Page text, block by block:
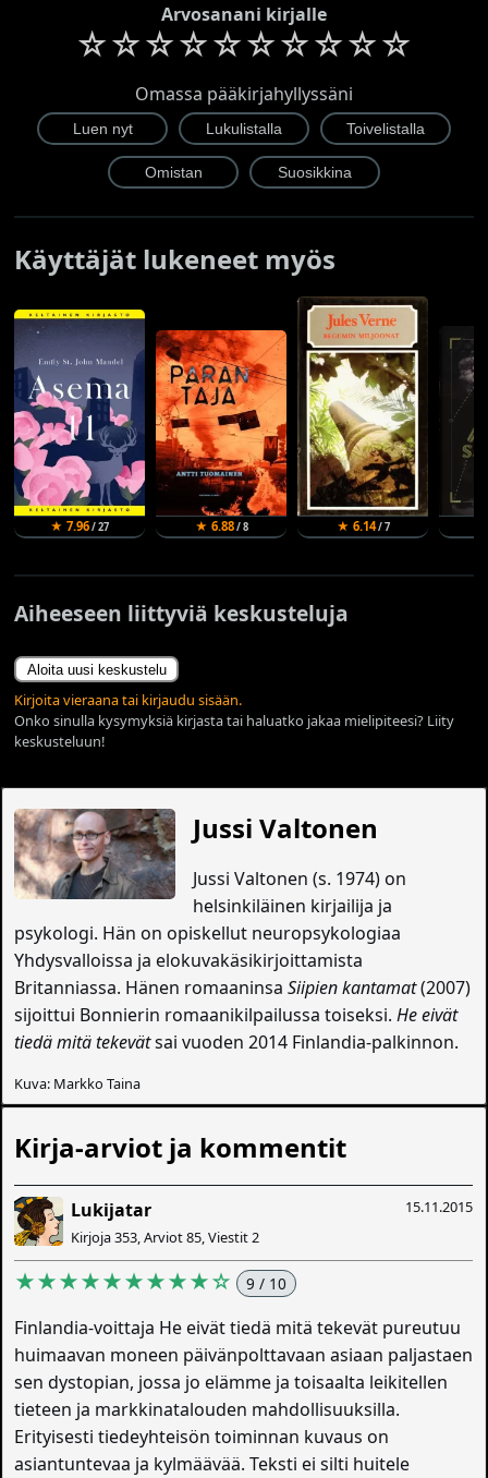
Arvosanani kirjalle
☆☆☆☆☆☆☆☆☆☆
Omassa pääkirjahyllyssäni
Käyttäjät lukeneet myös
★ 7.96/ 27 ★ 6.88/ 8 ★ 6.14/ 7
Aiheeseen liittyviä keskusteluja
Aloita uusi keskustelu
Kirjoita vieraana tai kirjaudu sisään.
Onko sinulla kysymyksiä kirjasta tai haluatko jakaa mielipiteesi? Liity
keskusteluun!
Jussi Valtonen
Jussi Valtonen (s. 1974) on
helsinkiläinen kirjailija ja
psykologi. Hän on opiskellut neuropsykologiaa
Yhdysvalloissa ja elokuvakäsikirjoittamista
Britanniassa. Hänen romaaninsaSiipien kantamat(2007)
sijoittui Bonnierin romaanikilpailussa toiseksi.He eivät
tiedä mitä tekevätsai vuoden 2014 Finlandia-palkinnon.
Kuva: Markko Taina
Kirja-arviot ja kommentit
15.11.2015
Lukijatar
Kirjoja 353, Arviot 85, Viestit 2
★★★★★★★★★☆ 9 / 10
Finlandia-voittaja He eivät tiedä mitä tekevät pureutuu
huimaavan moneen päivänpolttavaan asiaan paljastaen
sen dystopian, jossa jo elämme ja toisaalta leikitellen
tieteen ja markkinatalouden mahdollisuuksilla.
Erityisesti tiedeyhteisön toiminnan kuvaus on
asiantuntevaa ja kylmäävää. Teksti ei silti huitele